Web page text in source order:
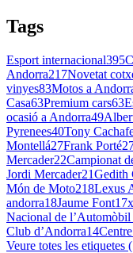
Tags
Esport internacional395
Andorra217Novetat
vinyes83Motos a
Casa63Premium cars63
ocasió a Andorra49
Pyrenees40Tony
Montellá27Frank Porté
Mercader22Campionat
Jordi Mercader21Gedith
Món de Moto218Lexus
andorra18Jaume Font17
Nacional de
Club d’Andorra14
Veure totes les etiquetes